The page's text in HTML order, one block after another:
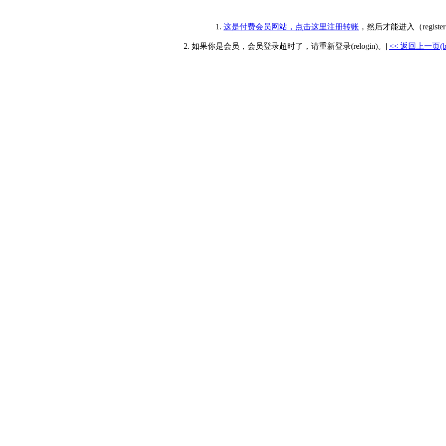
1. 这是付费会员网站，点击这里注册转账 ，然后才能进入（register
2. 如果你是会员，会员登录超时了，请重新登录(relogin)。| << 返回上一页